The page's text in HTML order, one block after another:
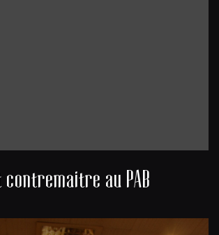
au PAB